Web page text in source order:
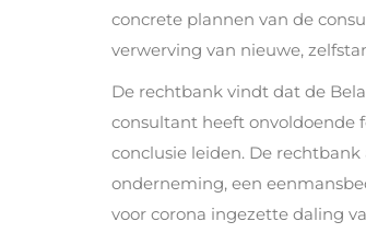
concrete plannen van de
verwerving van nieuwe,
De rechtbank vindt dat de
consultant heeft onvoldoende
conclusie leiden. De
onderneming, een
voor corona ingezette daling